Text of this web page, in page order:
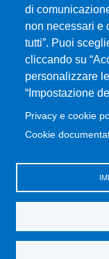
di
non necessari e
tutti”. Puoi
cliccando su
personalizzare
“Impostazione
Privacy e cookie
Cookie
MENÙ SOCIAL
MENÙ FOOTER 1
Servizi di trasporto
Dove ci trovi
Mappa del sito
Servizi e Strutture
Rivedi le tue scelte
Modulo Missione
Sito UniMe
Servizi per
SBA - Sistema